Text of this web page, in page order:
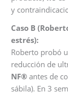
y
Caso B
estrés):
Roberto probó
reducción de
NF® antes de
sábila). En 3